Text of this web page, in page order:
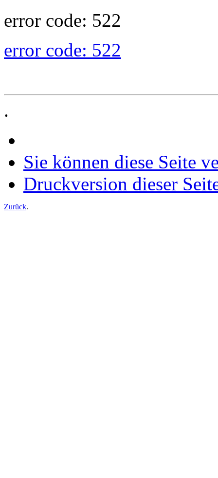
error code: 522
error code: 522
.
Sie können diese Seite
Druckversion dieser
Zurück.